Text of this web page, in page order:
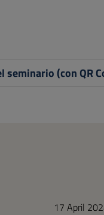
seminario (con QR
17 April